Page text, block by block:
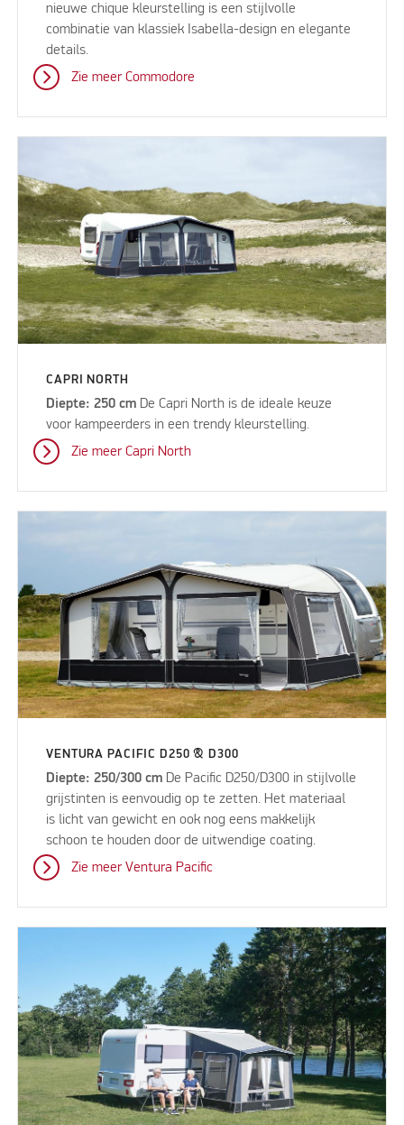
nieuwe chique kleurstelling is een stijlvolle
combinatie van klassiek Isabella-design en elegante
details.
Zie meer Commodore
CAPRI NORTH
Diepte: 250 cm De Capri North is de ideale keuze
voor kampeerders in een trendy kleurstelling.
Zie meer Capri North
VENTURA PACIFIC D250 & D300
Diepte: 250/300 cm De Pacific D250/D300 in stijlvolle
grijstinten is eenvoudig op te zetten. Het materiaal
is licht van gewicht en ook nog eens makkelijk
schoon te houden door de uitwendige coating.
Zie meer Ventura Pacific